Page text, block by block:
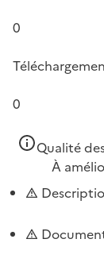
0
0
Qualité
À